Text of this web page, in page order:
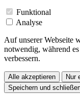
Funktional
Analyse
Auf unserer Webseite
notwendig, während
verbessern.
Alle akzeptieren
Nur
Speichern und